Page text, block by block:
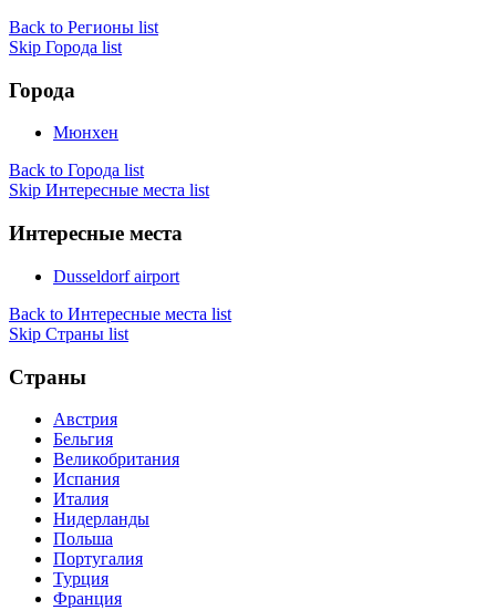
Back to Регионы list
Skip Города list
Города
Мюнхен
Back to Города list
Skip Интересные места list
Интересные места
Dusseldorf airport
Back to Интересные места list
Skip Страны list
Страны
Австрия
Бельгия
Великобритания
Испания
Италия
Нидерланды
Польша
Португалия
Турция
Франция